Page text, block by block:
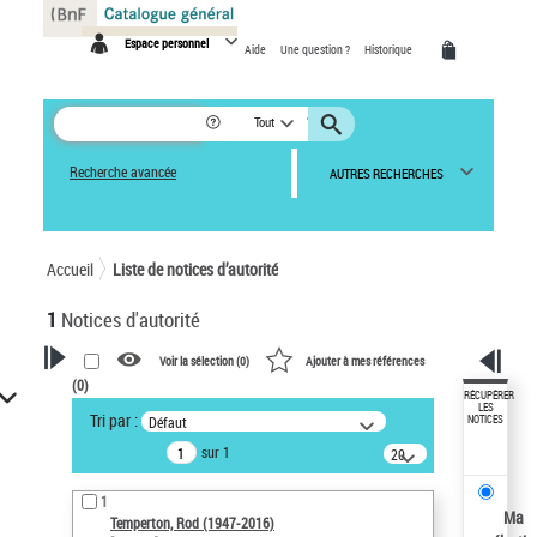
Espace personnel Aide Une question ? Historique
Tout
Recherche avancée AUTRES RECHERCHES
Accueil Liste de notices d’autorité
1 Notices d'autorité
VOTRE RECHERCHE
Recherche avancée dans les
notices d’autorité
Œuvres liées à l'auteur :
Temperton, Rod (1947-2016)
Voir la sélection (0) Ajouter à mes références
(0)
Tri par : Défaut
sur 1
20
résultats/page
1
Temperton, Rod (1947-2016)
RÉCUPÉRER
LES
NOTICES
Ma
Panneau de gestion des cookies